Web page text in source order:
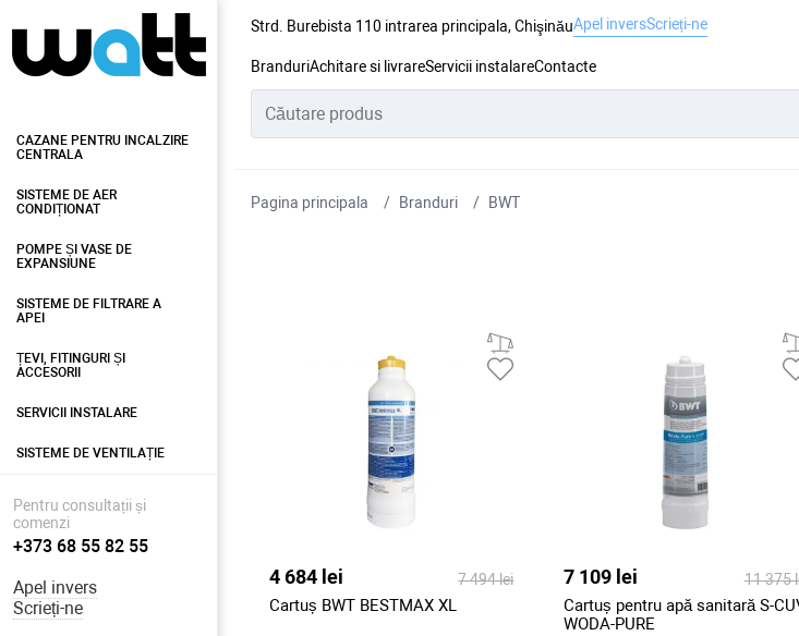
Strd. Burebista 110 intrarea principala, ChişinăuApel inversScrieți-ne
BranduriAchitare si livrareServicii instalareContacte
CAZANE PENTRU INCALZIRE
CENTRALA
SISTEME DE AER
CONDIȚIONAT
POMPE ȘI VASE DE
EXPANSIUNE
SISTEME DE FILTRARE A
APEI
ȚEVI, FITINGURI ȘI
ACCESORII
SERVICII INSTALARE
SISTEME DE VENTILAȚIE
Pentru consultații și
comenzi
+373 68 55 82 55
Apel invers
Scrieți-ne
Pagina principala Branduri BWT
4 684 lei 7 494 lei
Cartuș BWT BESTMAX XL
7 109 lei 11 375
Cartuș pentru apă sanitară S-
WODA-PURE